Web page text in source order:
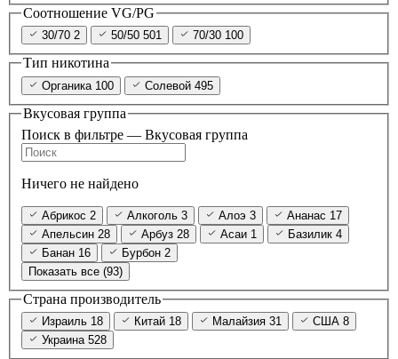
Соотношение VG/PG
30/70 2 50/50 501 70/30 100
Тип никотина
Органика 100 Солевой 495
Вкусовая группа
Поиск в фильтре — Вкусовая группа
Ничего не найдено
Абрикос 2 Алкоголь 3 Алоэ 3 Ананас 17
Апельсин 28 Арбуз 28 Асаи 1 Базилик 4
Банан 16 Бурбон 2
Показать все (93)
Страна производитель
Израиль 18 Китай 18 Малайзия 31 США 8
Украина 528